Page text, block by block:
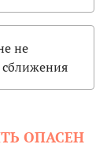
не
сближения
ОПАСЕН